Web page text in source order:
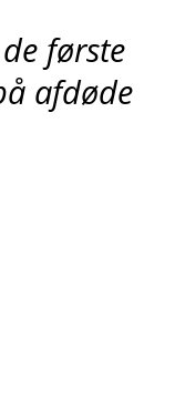
første
afdøde